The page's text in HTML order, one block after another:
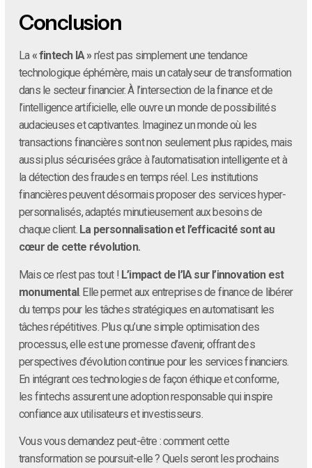
Conclusion
La« fintech IA »n’est pas simplement une tendance
technologique éphémère, mais un catalyseur de transformation
dans le secteur financier. À l’intersection de la finance et de
l’intelligence artificielle, elle ouvre un monde de possibilités
audacieuses et captivantes. Imaginez un monde où les
transactions financières sont non seulement plus rapides, mais
aussi plus sécurisées grâce à l’automatisation intelligente et à
la détection des fraudes en temps réel. Les institutions
financières peuvent désormais proposer des services hyper-
personnalisés, adaptés minutieusement aux besoins de
chaque client. La personnalisation et l’efficacité sont au
cœur de cette révolution.
Mais ce n’est pas tout ! L’impact de l’IA sur l’innovation est
monumental. Elle permet aux entreprises de finance de libérer
du temps pour les tâches stratégiques en automatisant les
tâches répétitives. Plus qu’une simple optimisation des
processus, elle est une promesse d’avenir, offrant des
perspectives d’évolution continue pour les services financiers.
En intégrant ces technologies de façon éthique et conforme,
les fintechs assurent une adoption responsable qui inspire
confiance aux utilisateurs et investisseurs.
Vous vous demandez peut-être : comment cette
transformation se poursuit-elle ? Quels seront les prochains